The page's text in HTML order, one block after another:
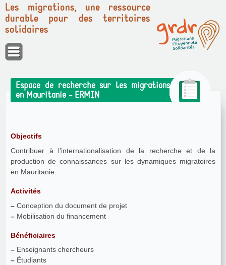
Panneau de gestion des cookies
Les migrations, une ressource
durable pour des territoires
solidaires
Espace de recherche sur les migrations
en Mauritanie - ERMIN
Objectifs
Contribuer à l’internationalisation de la recherche et de la
production de connaissances sur les dynamiques migratoires
en Mauritanie.
Activités
– Conception du document de projet
– Mobilisation du financement
Bénéficiaires
– Enseignants chercheurs
– Étudiants